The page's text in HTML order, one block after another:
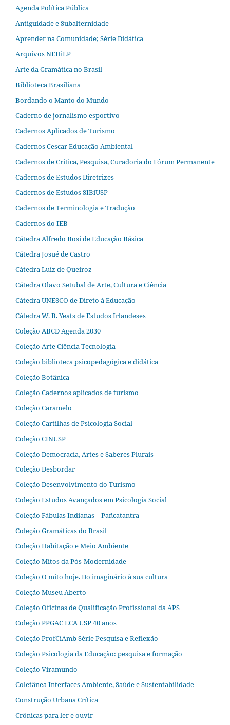
Agenda Política Pública
Antiguidade e Subalternidade
Aprender na Comunidade; Série Didática
Arquivos NEHiLP
Arte da Gramática no Brasil
Biblioteca Brasiliana
Bordando o Manto do Mundo
Caderno de jornalismo esportivo
Cadernos Aplicados de Turismo
Cadernos Cescar Educação Ambiental
Cadernos de Crítica, Pesquisa, Curadoria do Fórum Permanente
Cadernos de Estudos Diretrizes
Cadernos de Estudos SIBiUSP
Cadernos de Terminologia e Tradução
Cadernos do IEB
Cátedra Alfredo Bosi de Educação Básica
Cátedra Josué de Castro
Cátedra Luiz de Queiroz
Cátedra Olavo Setubal de Arte, Cultura e Ciência
Cátedra UNESCO de Direto à Educação
Cátedra W. B. Yeats de Estudos Irlandeses
Coleção ABCD Agenda 2030
Coleção Arte Ciência Tecnologia
Coleção biblioteca psicopedagógica e didática
Coleção Botânica
Coleção Cadernos aplicados de turismo
Coleção Caramelo
Coleção Cartilhas de Psicologia Social
Coleção CINUSP
Coleção Democracia, Artes e Saberes Plurais
Coleção Desbordar
Coleção Desenvolvimento do Turismo
Coleção Estudos Avançados em Psicologia Social
Coleção Fábulas Indianas – Pañcatantra
Coleção Gramáticas do Brasil
Coleção Habitação e Meio Ambiente
Coleção Mitos da Pós-Modernidade
Coleção O mito hoje. Do imaginário à sua cultura
Coleção Museu Aberto
Coleção Oficinas de Qualificação Profissional da APS
Coleção PPGAC ECA USP 40 anos
Coleção ProfCiAmb Série Pesquisa e Reflexão
Coleção Psicologia da Educação: pesquisa e formação
Coleção Viramundo
Coletânea Interfaces Ambiente, Saúde e Sustentabilidade
Construção Urbana Crítica
Crônicas para ler e ouvir